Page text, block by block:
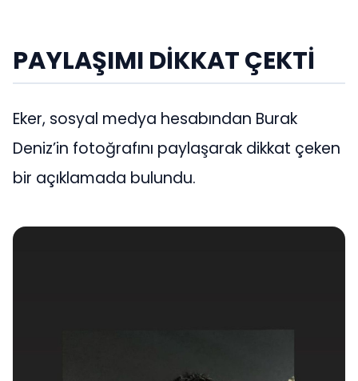
PAYLAŞIMI DİKKAT ÇEKTİ
Eker, sosyal medya hesabından Burak
Deniz’in fotoğrafını paylaşarak dikkat çeken
bir açıklamada bulundu.